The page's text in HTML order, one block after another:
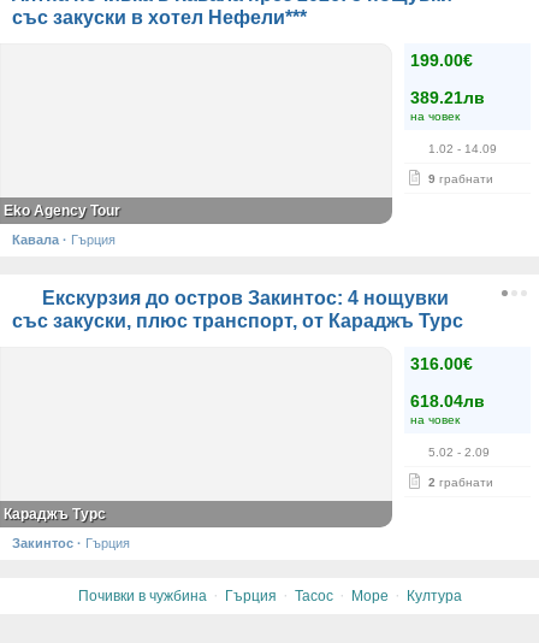
със закуски в хотел Нефели***
199.00€
389.21лв
на човек
1.02 - 14.09
9 грабнати
Eko Agency Tour
Кавала · Гърция
Екскурзия до остров Закинтос: 4 нощувки
със закуски, плюс транспорт, от Караджъ Турс
316.00€
618.04лв
на човек
5.02 - 2.09
2 грабнати
Караджъ Турс
Закинтос · Гърция
Почивки в чужбина · Гърция · Тасос · Море · Култура